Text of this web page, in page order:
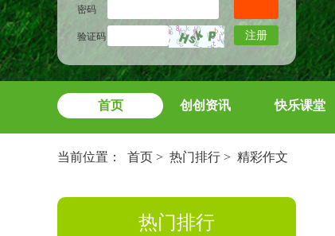
密码
验证码 注册
首页 创创资讯 快乐课堂
当前位置： 首页 > 热门排行 > 精彩作文
热门排行